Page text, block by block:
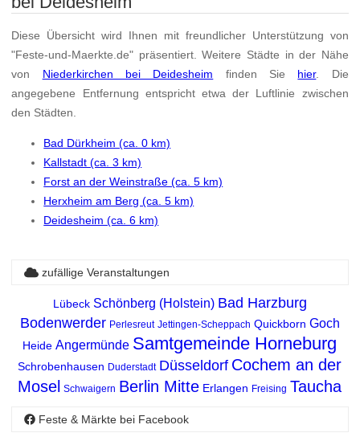
Diese Übersicht wird Ihnen mit freundlicher Unterstützung von
"Feste-und-Maerkte.de" präsentiert. Weitere Städte in der Nähe
von Niederkirchen bei Deidesheim finden Sie hier. Die
angegebene Entfernung entspricht etwa der Luftlinie zwischen
den Städten.
Bad Dürkheim (ca. 0 km)
Kallstadt (ca. 3 km)
Forst an der Weinstraße (ca. 5 km)
Herxheim am Berg (ca. 5 km)
Deidesheim (ca. 6 km)
zufällige Veranstaltungen
Lübeck Schönberg (Holstein) Bad Harzburg
Bodenwerder Perlesreut Jettingen-Scheppach Quickborn Goch
Heide Angermünde Samtgemeinde Horneburg
Schrobenhausen Duderstadt Düsseldorf Cochem an der
Mosel
Schwaigern Berlin Mitte Erlangen Freising Taucha
Feste & Märkte bei Facebook